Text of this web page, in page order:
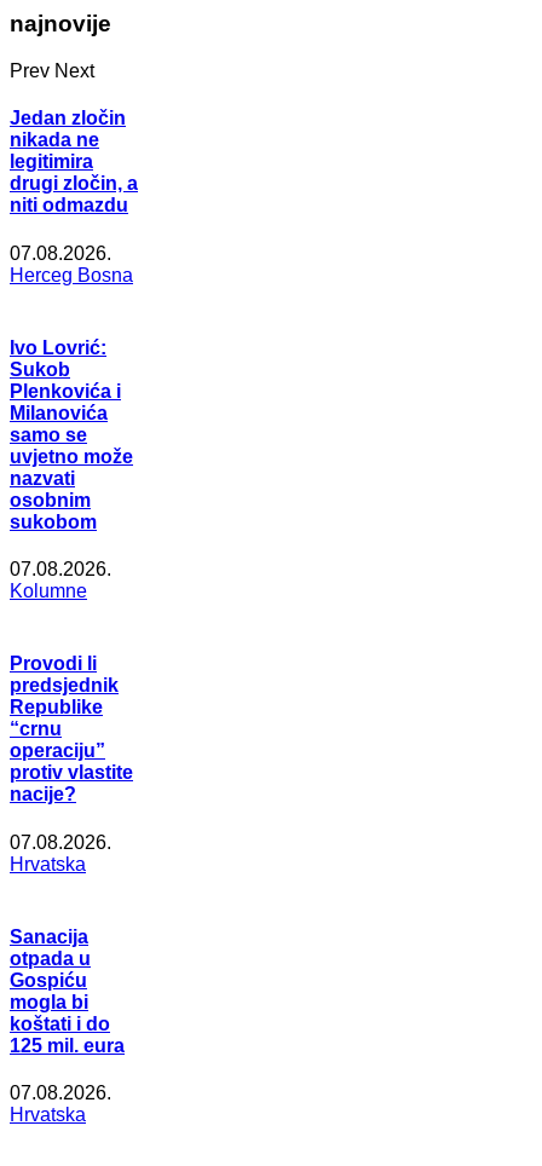
najnovije
Prev Next
Jedan zločin
nikada ne
legitimira
drugi zločin, a
niti odmazdu
07.08.2026.
Herceg Bosna
Ivo Lovrić:
Sukob
Plenkovića i
Milanovića
samo se
uvjetno može
nazvati
osobnim
sukobom
07.08.2026.
Kolumne
Provodi li
predsjednik
Republike
“crnu
operaciju”
protiv vlastite
nacije?
07.08.2026.
Hrvatska
Sanacija
otpada u
Gospiću
mogla bi
koštati i do
125 mil. eura
07.08.2026.
Hrvatska